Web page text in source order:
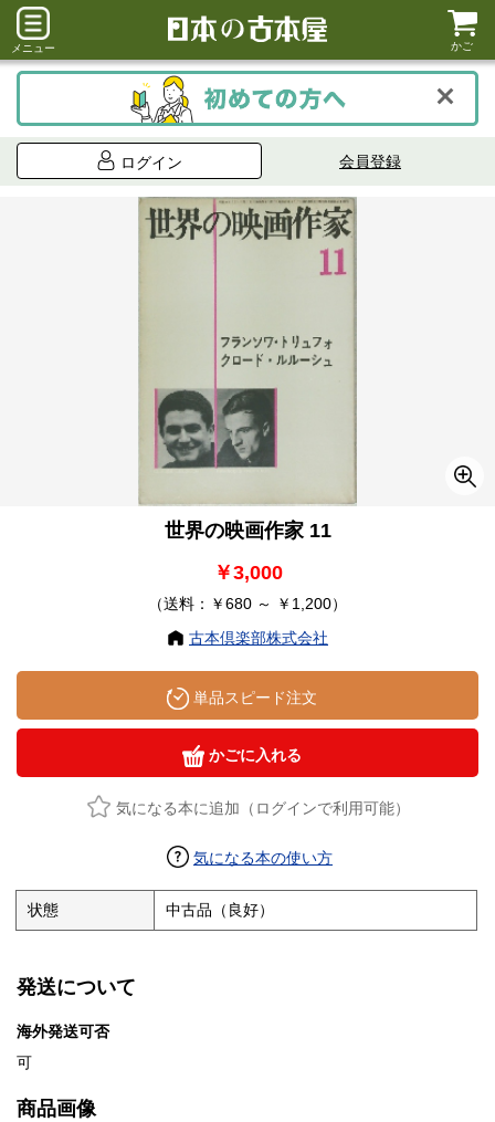
メニュー かご
ログイン 会員登録
世界の映画作家 11
￥3,000
（送料：￥680 ～ ￥1,200）
古本倶楽部株式会社
単品スピード注文
かごに入れる
気になる本に追加（ログインで利用可能）
気になる本の使い方
状態 中古品（良好）
発送について
海外発送可否
可
商品画像